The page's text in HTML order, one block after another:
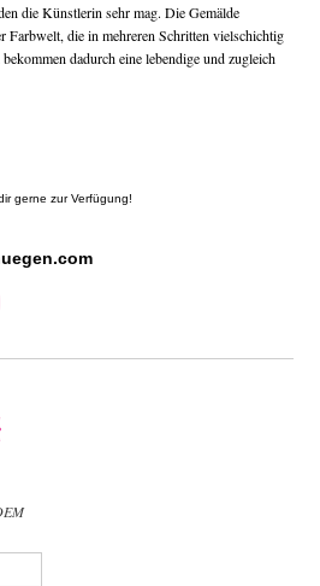
die Künstlerin sehr mag. Die Gemälde
Farbwelt, die in mehreren Schritten vielschichtig
dadurch eine lebendige und zugleich
gerne zur Verfügung!